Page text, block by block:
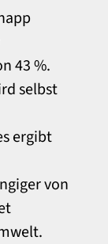
43 %.
selbst
ergibt
von